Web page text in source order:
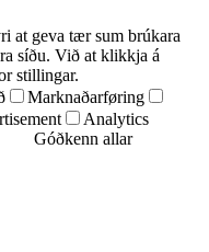
at geva tær sum brúkara
síðu. Við at klikkja á
stillingar.
Marknaðarføring
Analytics
Góðkenn allar